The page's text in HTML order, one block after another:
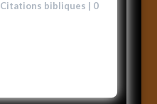
Citations bibliques | 0